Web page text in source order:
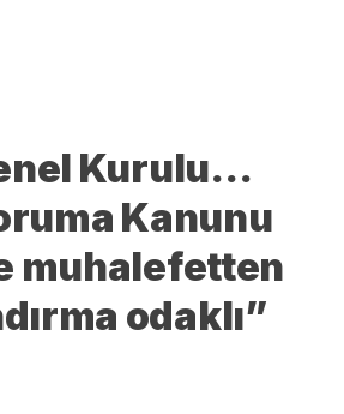
Kurulu…
Kanunu
muhalefetten
odaklı”